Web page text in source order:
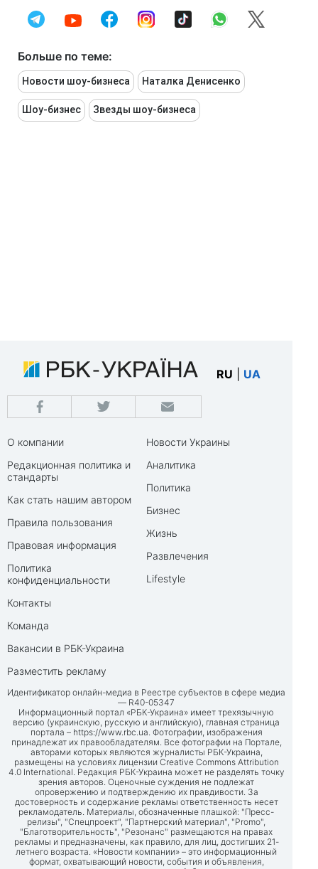
Больше по теме:
Новости шоу-бизнеса Наталка Денисенко
Шоу-бизнес Звезды шоу-бизнеса
RU UA
О компании
Редакционная политика и
стандарты
Как стать нашим автором
Правила пользования
Правовая информация
Политика
конфиденциальности
Контакты
Команда
Вакансии в РБК-Украина
Разместить рекламу
Новости Украины
Аналитика
Политика
Бизнес
Жизнь
Развлечения
Lifestyle
Идентификатор онлайн-медиа в Реестре субъектов в сфере медиа
— R40-05347
Информационный портал «РБК-Украина» имеет трехязычную
версию (украинскую, русскую и английскую), главная страница
портала – https://www.rbc.ua. Фотографии, изображения
принадлежат их правообладателям. Все фотографии на Портале,
авторами которых являются журналисты РБК-Украина,
размещены на условиях лицензии Creative Commons Attribution
4.0 International. Редакция РБК-Украина может не разделять точку
зрения авторов. Оценочные суждения не подлежат
опровержению и подтверждению их правдивости. За
достоверность и содержание рекламы ответственность несет
рекламодатель. Материалы, обозначенные плашкой: "Пресс-
релизы", "Спецпроект", "Партнерский материал", "Promo",
"Благотворительность", "Резонанс" размещаются на правах
рекламы и предназначены, как правило, для лиц, достигших 21-
летнего возраста. «Новости компании» – это информационный
формат, охватывающий новости, события и объявления,